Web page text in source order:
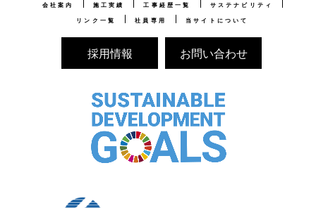
会社案内 施工実績 工事経歴一覧
サステナビリティ
リンク一覧
社員専用 当サイトについて
採用情報 お問い合わせ